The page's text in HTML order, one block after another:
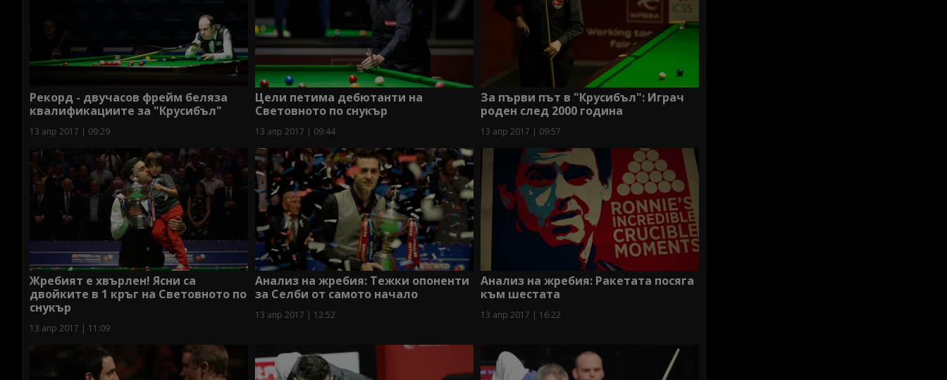
Рекорд - двучасов фрейм беляза
квалификациите за "Крусибъл"
13 апр 2017 | 09:29
Цели петима дебютанти на
Световното по снукър
13 апр 2017 | 09:44
За първи път в "Крусибъл": Играч
роден след 2000 година
13 апр 2017 | 09:57
Жребият е хвърлен! Ясни са
двойките в 1 кръг на Световното по
снукър
13 апр 2017 | 11:09
Анализ на жребия: Тежки опоненти
за Селби от самото начало
13 апр 2017 | 12:52
Анализ на жребия: Ракетата посяга
към шестата
13 апр 2017 | 16:22